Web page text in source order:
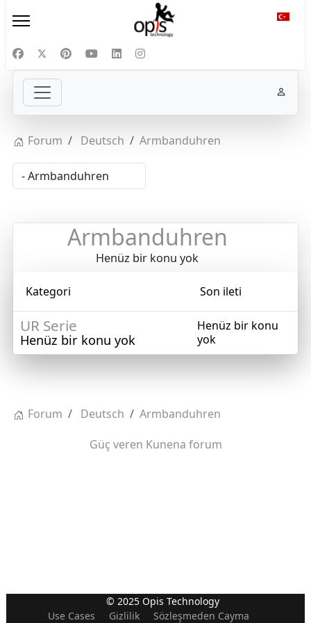
Forum Deutsch Armbanduhren
Armbanduhren
Henüz bir konu yok
Kategori Son ileti
UR Serie
Henüz bir konu yok
Henüz bir konu
yok
Forum Deutsch
Armbanduhren
Güç veren Kunena forum
© 2025 Opis Technology
Use Cases
Gizlilik Sözleşmeden Cayma